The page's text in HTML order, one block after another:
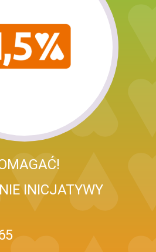
INICJATYWY